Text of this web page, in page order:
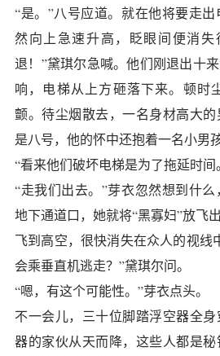
“是。”八号应道。就在他将要走
然向上急速升高，眨眼间便消
退！”黛琪尔急喊。他们刚退出十
响，电梯从上方砸落下来。顿时
颤。待尘烟散去，一名身材高大
是八号，他的怀中还抱着一名小男孩
“看来他们破坏电梯是为了拖延时间
“走我们出去。”芽衣忽然想到什
地下通道口，她就将“黑寡妇”放飞
飞到高空，很快消失在众人的视线
会乘垂直机逃走？”黛琪尔问。
“嗯，有这个可能性。”芽衣点头。
不一会儿，三十位脚踏浮空器全
器的家伙从天而降，这些人都是秘